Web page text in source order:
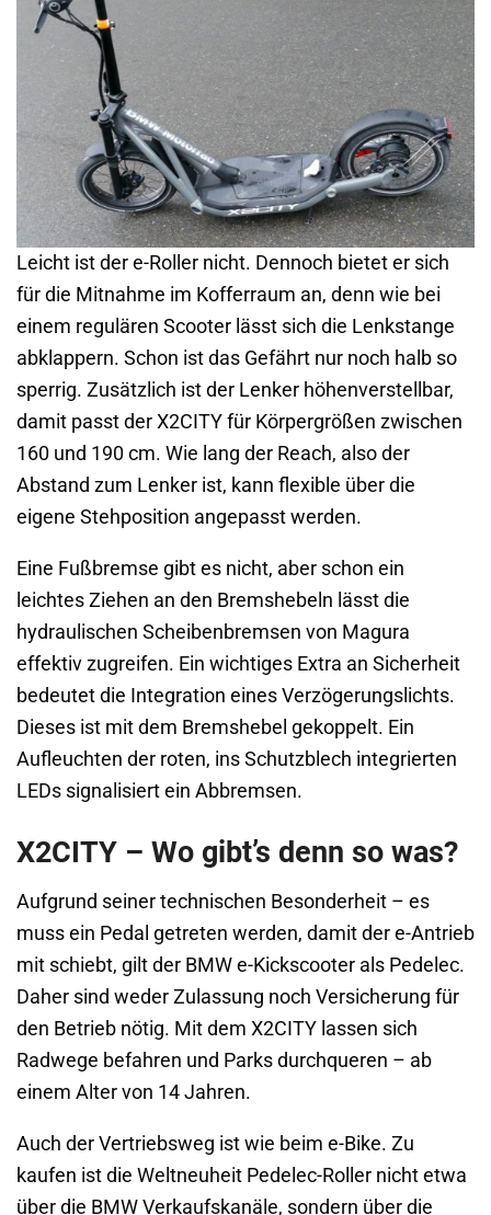
Leicht ist der e-Roller nicht. Dennoch bietet er sich
für die Mitnahme im Kofferraum an, denn wie bei
einem regulären Scooter lässt sich die Lenkstange
abklappern. Schon ist das Gefährt nur noch halb so
sperrig. Zusätzlich ist der Lenker höhenverstellbar,
damit passt der X2CITY für Körpergrößen zwischen
160 und 190 cm. Wie lang der Reach, also der
Abstand zum Lenker ist, kann flexible über die
eigene Stehposition angepasst werden.
Eine Fußbremse gibt es nicht, aber schon ein
leichtes Ziehen an den Bremshebeln lässt die
hydraulischen Scheibenbremsen von Magura
effektiv zugreifen. Ein wichtiges Extra an Sicherheit
bedeutet die Integration eines Verzögerungslichts.
Dieses ist mit dem Bremshebel gekoppelt. Ein
Aufleuchten der roten, ins Schutzblech integrierten
LEDs signalisiert ein Abbremsen.
X2CITY – Wo gibt’s denn so was?
Aufgrund seiner technischen Besonderheit – es
muss ein Pedal getreten werden, damit der e-Antrieb
mit schiebt, gilt der BMW e-Kickscooter als Pedelec.
Daher sind weder Zulassung noch Versicherung für
den Betrieb nötig. Mit dem X2CITY lassen sich
Radwege befahren und Parks durchqueren – ab
einem Alter von 14 Jahren.
Auch der Vertriebsweg ist wie beim e-Bike. Zu
kaufen ist die Weltneuheit Pedelec-Roller nicht etwa
über die BMW Verkaufskanäle, sondern über die